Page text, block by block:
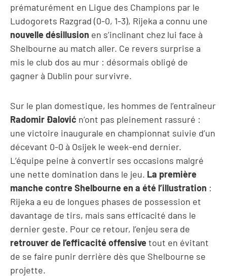
prématurément en Ligue des Champions par le
Ludogorets Razgrad (0-0, 1-3), Rijeka a connu une
nouvelle désillusion en s’inclinant chez lui face à
Shelbourne au match aller. Ce revers surprise a
mis le club dos au mur : désormais obligé de
gagner à Dublin pour survivre.
Sur le plan domestique, les hommes de l’entraîneur
Radomir Đalović n’ont pas pleinement rassuré :
une victoire inaugurale en championnat suivie d’un
décevant 0-0 à Osijek le week-end dernier.
L’équipe peine à convertir ses occasions malgré
une nette domination dans le jeu. La première
manche contre Shelbourne en a été l’illustration :
Rijeka a eu de longues phases de possession et
davantage de tirs, mais sans efficacité dans le
dernier geste. Pour ce retour, l’enjeu sera de
retrouver de l’efficacité offensivetout en évitant
de se faire punir derrière dès que Shelbourne se
projette.